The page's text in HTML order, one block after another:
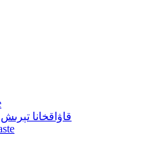
قاۋاقخانا